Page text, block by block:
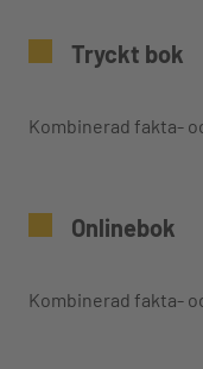
Tryckt bok
Kombinerad fakta-
Onlinebok
Kombinerad fakta-